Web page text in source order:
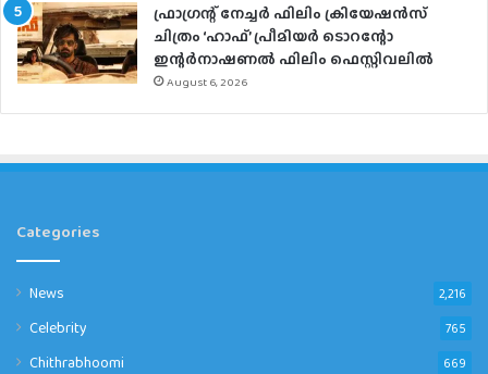
ഫ്രാഗ്രന്റ് നേച്ചര്‍ ഫിലിം ക്രിയേഷന്‍സ്
ചിത്രം ‘ഹാഫ്’ പ്രീമിയര്‍ ടൊറന്റോ
ഇന്റര്‍നാഷണല്‍ ഫിലിം ഫെസ്റ്റിവലില്‍
August 6, 2026
Categories
News 2,216
Celebrity 765
Chithrabhoomi 669